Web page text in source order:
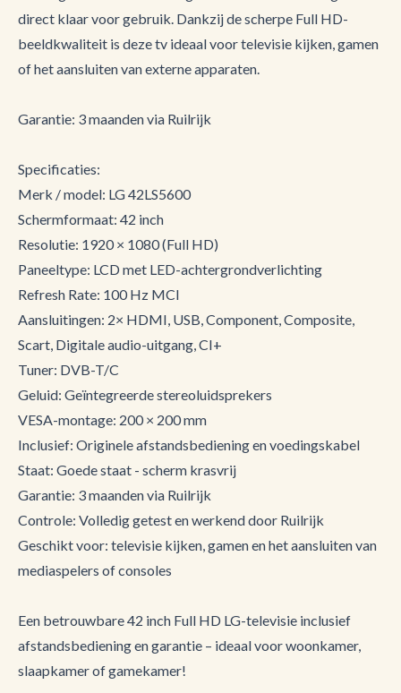
direct klaar voor gebruik. Dankzij de scherpe Full HD-
beeldkwaliteit is deze tv ideaal voor televisie kijken, gamen
of het aansluiten van externe apparaten.
Garantie: 3 maanden via Ruilrijk
Specificaties:
Merk / model: LG 42LS5600
Schermformaat: 42 inch
Resolutie: 1920 × 1080 (Full HD)
Paneeltype: LCD met LED-achtergrondverlichting
Refresh Rate: 100 Hz MCI
Aansluitingen: 2× HDMI, USB, Component, Composite,
Scart, Digitale audio-uitgang, CI+
Tuner: DVB-T/C
Geluid: Geïntegreerde stereoluidsprekers
VESA-montage: 200 × 200 mm
Inclusief: Originele afstandsbediening en voedingskabel
Staat: Goede staat - scherm krasvrij
Garantie: 3 maanden via Ruilrijk
Controle: Volledig getest en werkend door Ruilrijk
Geschikt voor: televisie kijken, gamen en het aansluiten van
mediaspelers of consoles
Een betrouwbare 42 inch Full HD LG-televisie inclusief
afstandsbediening en garantie – ideaal voor woonkamer,
slaapkamer of gamekamer!